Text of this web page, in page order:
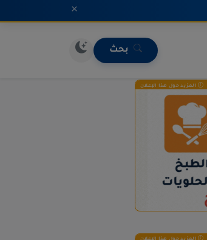
×
بحث
المزيد حول هذا الإعلان